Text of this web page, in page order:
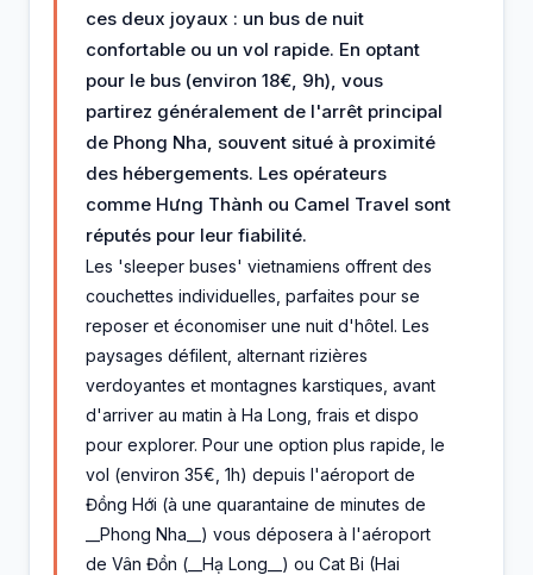
ces deux joyaux : un bus de nuit
confortable ou un vol rapide. En optant
pour le bus (environ 18€, 9h), vous
partirez généralement de l'arrêt principal
de Phong Nha, souvent situé à proximité
des hébergements. Les opérateurs
comme Hưng Thành ou Camel Travel sont
réputés pour leur fiabilité.
Les 'sleeper buses' vietnamiens offrent des
couchettes individuelles, parfaites pour se
reposer et économiser une nuit d'hôtel. Les
paysages défilent, alternant rizières
verdoyantes et montagnes karstiques, avant
d'arriver au matin à Ha Long, frais et dispo
pour explorer. Pour une option plus rapide, le
vol (environ 35€, 1h) depuis l'aéroport de
Đồng Hới (à une quarantaine de minutes de
__Phong Nha__) vous déposera à l'aéroport
de Vân Đồn (__Hạ Long__) ou Cat Bi (Hai